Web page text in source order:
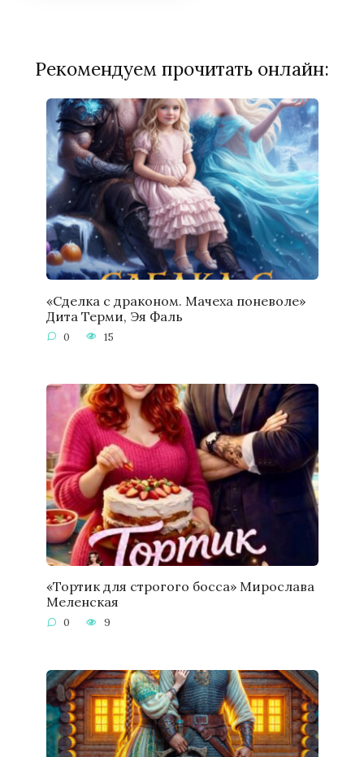
Рекомендуем прочитать онлайн:
«Сделка с драконом. Мачеха поневоле»
Дита Терми, Эя Фаль
0 15
«Тортик для строгого босса» Мирослава
Меленская
0 9